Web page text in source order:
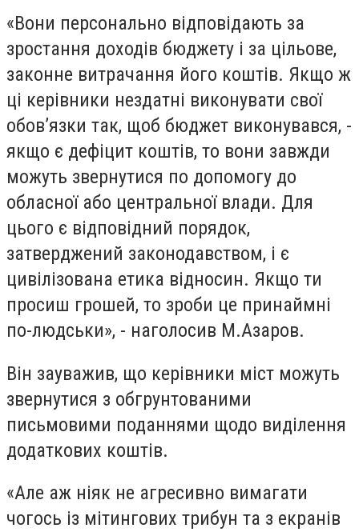
«Вони персонально відповідають за
зростання доходів бюджету і за цільове,
законне витрачання його коштів. Якщо ж
ці керівники нездатні виконувати свої
обов’язки так, щоб бюджет виконувався, -
якщо є дефіцит коштів, то вони завжди
можуть звернутися по допомогу до
обласної або центральної влади. Для
цього є відповідний порядок,
затверджений законодавством, і є
цивілізована етика відносин. Якщо ти
просиш грошей, то зроби це принаймні
по-людськи», - наголосив М.Азаров.
Він зауважив, що керівники міст можуть
звернутися з обгрунтованими
письмовими поданнями щодо виділення
додаткових коштів.
«Але аж ніяк не агресивно вимагати
чогось із мітингових трибун та з екранів